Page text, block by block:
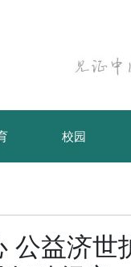
校园
公益济